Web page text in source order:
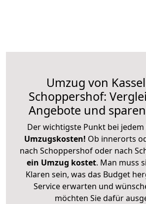
Umzug von
Schoppershof:
Angebote und
Der wichtigste Punkt bei jedem
Umzugskosten! Ob innerorts
nach Schoppershof oder nach
ein Umzug kostet. Man muss
Klaren sein, was das Budget
Service erwarten und
möchten Sie dafür